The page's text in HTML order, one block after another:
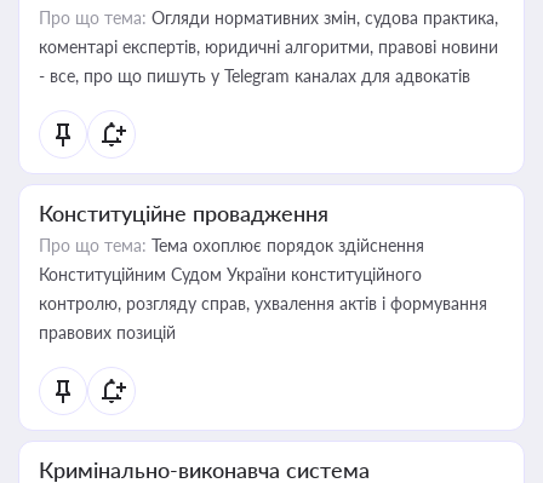
Про що тема: Огляди нормативних змін, судова практика,
коментарі експертів, юридичні алгоритми, правові новини
- все, про що пишуть у Telegram каналах для адвокатів
Конституційне провадження
Про що тема: Тема охоплює порядок здійснення
Конституційним Судом України конституційного
контролю, розгляду справ, ухвалення актів і формування
правових позицій
Кримінально-виконавча система